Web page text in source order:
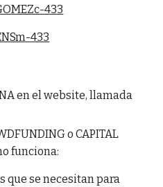
433
433
en el website, llamada
o CAPITAL
funciona:
que se necesitan para